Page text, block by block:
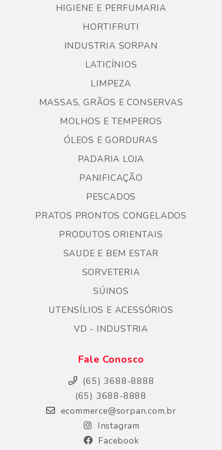
HIGIENE E PERFUMARIA
HORTIFRUTI
INDUSTRIA SORPAN
LATICÍNIOS
LIMPEZA
MASSAS, GRÃOS E CONSERVAS
MOLHOS E TEMPEROS
ÓLEOS E GORDURAS
PADARIA LOJA
PANIFICAÇÃO
PESCADOS
PRATOS PRONTOS CONGELADOS
PRODUTOS ORIENTAIS
SAUDE E BEM ESTAR
SORVETERIA
SÚINOS
UTENSÍLIOS E ACESSÓRIOS
VD - INDUSTRIA
Fale Conosco
(65) 3688-8888
(65) 3688-8888
ecommerce@sorpan.com.br
Instagram
Facebook